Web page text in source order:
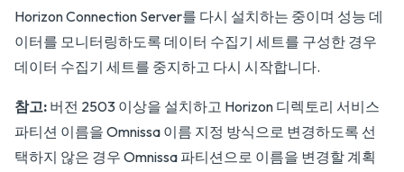
Horizon Connection Server를 다시 설치하는 중이며 성능 데
이터를 모니터링하도록 데이터 수집기 세트를 구성한 경우
데이터 수집기 세트를 중지하고 다시 시작합니다.
참고: 버전 2503 이상을 설치하고 Horizon 디렉토리 서비스
파티션 이름을 Omnissa 이름 지정 방식으로 변경하도록 선
택하지 않은 경우 Omnissa 파티션으로 이름을 변경할 계획